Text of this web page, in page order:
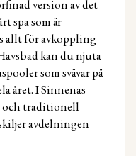
version av det
spa som är
allt för avkoppling
kan du njuta
som svävar på
året. I Sinnenas
och traditionell
avdelningen